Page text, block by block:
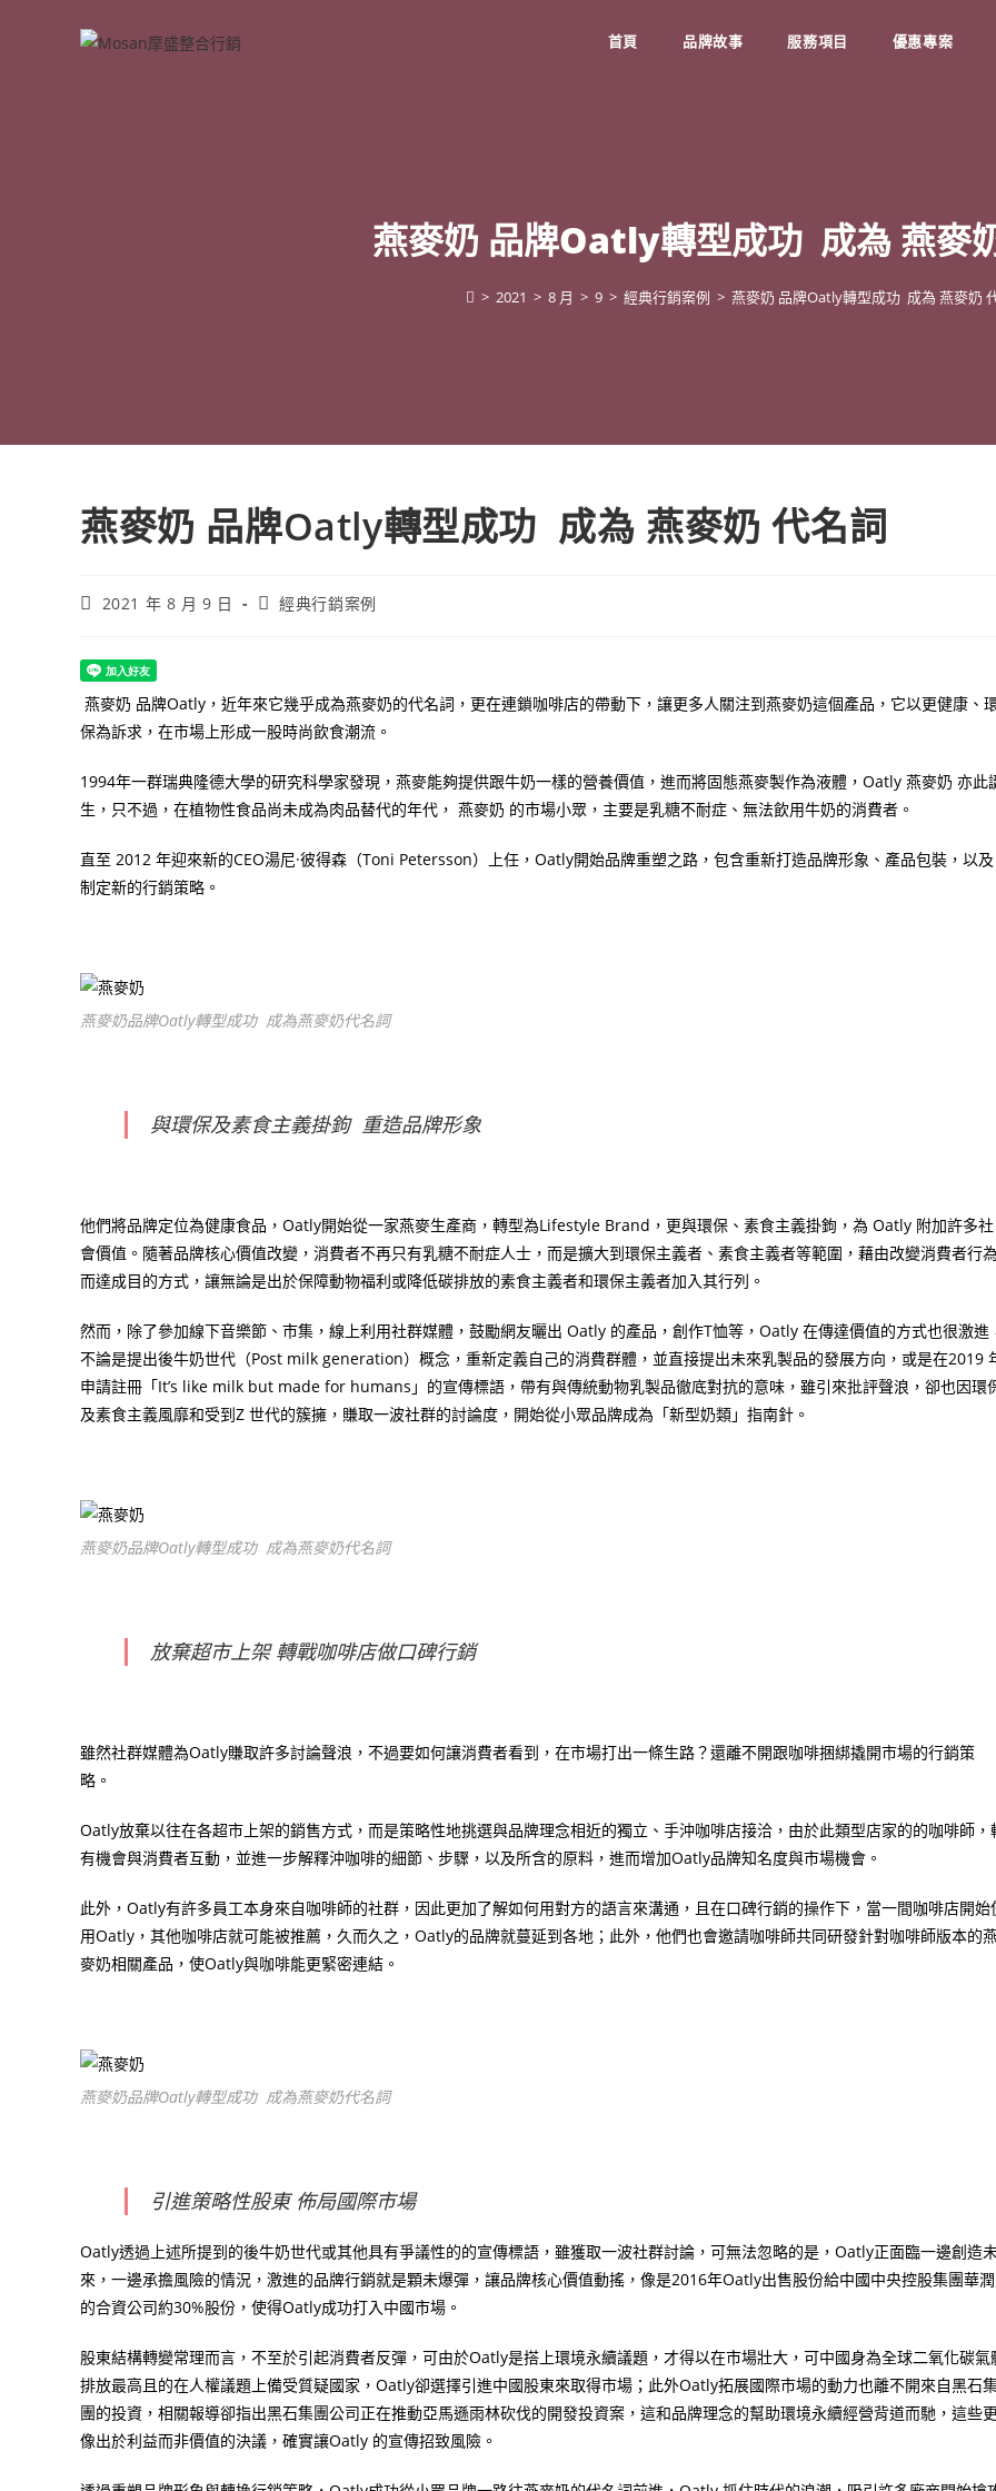
首頁 品牌故事 服務項目 優惠專案
燕麥奶 品牌Oatly轉型成功 成為 燕麥
> 2021 > 8 月 > 9 > 經典行銷案例 > 燕麥奶 品牌Oatly轉型成功 成為 燕麥奶
燕麥奶 品牌Oatly轉型成功 成為 燕麥奶 代名詞
Post2021 年 8 月 9 日
Post經典行銷案例
燕麥奶 品牌Oatly ，近年來它幾乎成為燕麥奶的代名詞，更在連鎖咖啡店的帶動下，讓更多人關注到燕麥奶這個產品，它以更健康、
保為訴求，在市場上形成一股時尚飲食潮流。
1994年一群瑞典隆德大學的研究科學家發現，燕麥能夠提供跟牛奶一樣的營養價值，進而將固態燕麥製作為液體， Oatly 燕麥奶 亦此
生，只不過，在植物性食品尚未成為肉品替代的年代， 燕麥奶 的市場小眾，主要是乳糖不耐症、無法飲用牛奶的消費者。
直至 2012 年迎來新的CEO湯尼·彼得森（Toni Petersson）上任， Oatly開始品牌重塑之路，包含重新打造品牌形象、產品包裝，以及
制定新的行銷策略。
燕麥奶品牌Oatly轉型成功 成為燕麥奶代名詞
與環保及素食主義掛鉤 重造品牌形象
他們將品牌定位為健康食品， Oatly開始從一家燕麥生產商，轉型為Lifestyle Brand ，更與環保、素食主義掛鉤，為 Oatly 附加許多社
會價值。隨著品牌核心價值改變，消費者不再只有乳糖不耐症人士，而是擴大到環保主義者、素食主義者等範圍，藉由改變消費者行為
而達成目的方式，讓無論是出於保障動物福利或降低碳排放的素食主義者和環保主義者加入其行列。
然而，除了參加線下音樂節、市集，線上利用社群媒體，鼓勵網友曬出 Oatly 的產品，創作T恤等， Oatly 在傳達價值的方式也很激進
不論是提出後牛奶世代（Post milk generation）概念，重新定義自己的消費群體，並直接提出未來乳製品的發展方向，或是在2019
申請註冊「It’s like milk but made for humans 」的宣傳標語，帶有與傳統動物乳製品徹底對抗的意味，雖引來批評聲浪，卻也因環
及素食主義風靡和受到Z 世代的簇擁，賺取一波社群的討論度，開始從小眾品牌成為「新型奶類」指南針。
燕麥奶品牌Oatly轉型成功 成為燕麥奶代名詞
放棄超市上架 轉戰咖啡店做口碑行銷
雖然社群媒體為Oatly賺取許多討論聲浪，不過要如何讓消費者看到，在市場打出一條生路？還離不開跟咖啡捆綁撬開市場的行銷策
略。
Oatly放棄以往在各超市上架的銷售方式，而是策略性地挑選與品牌理念相近的獨立、手沖咖啡店接洽，由於此類型店家的的咖啡師，
有機會與消費者互動，並進一步解釋沖咖啡的細節、步驟，以及所含的原料，進而增加Oatly品牌知名度與市場機會。
此外， Oatly有許多員工本身來自咖啡師的社群，因此更加了解如何用對方的語言來溝通，且在口碑行銷的操作下，當一間咖啡店開始
用Oatly ，其他咖啡店就可能被推薦，久而久之， Oatly的品牌就蔓延到各地；此外，他們也會邀請咖啡師共同研發針對咖啡師版本的
麥奶相關產品，使Oatly與咖啡能更緊密連結。
燕麥奶品牌Oatly轉型成功 成為燕麥奶代名詞
引進策略性股東 佈局國際市場
Oatly透過上述所提到的後牛奶世代或其他具有爭議性的的宣傳標語，雖獲取一波社群討論，可無法忽略的是， Oatly正面臨一邊創造
來，一邊承擔風險的情況，激進的品牌行銷就是顆未爆彈，讓品牌核心價值動搖，像是2016年Oatly出售股份給中國中央控股集團華潤
的合資公司約30%股份，使得Oatly成功打入中國市場。
股東結構轉變常理而言，不至於引起消費者反彈，可由於Oatly是搭上環境永續議題，才得以在市場壯大，可中國身為全球二氧化碳氣
排放最高且的在人權議題上備受質疑國家， Oatly卻選擇引進中國股東來取得市場；此外Oatly拓展國際市場的動力也離不開來自黑石
團的投資，相關報導卻指出黑石集團公司正在推動亞馬遜雨林砍伐的開發投資案，這和品牌理念的幫助環境永續經營背道而馳，這些更
像出於利益而非價值的決議，確實讓Oatly 的宣傳招致風險。